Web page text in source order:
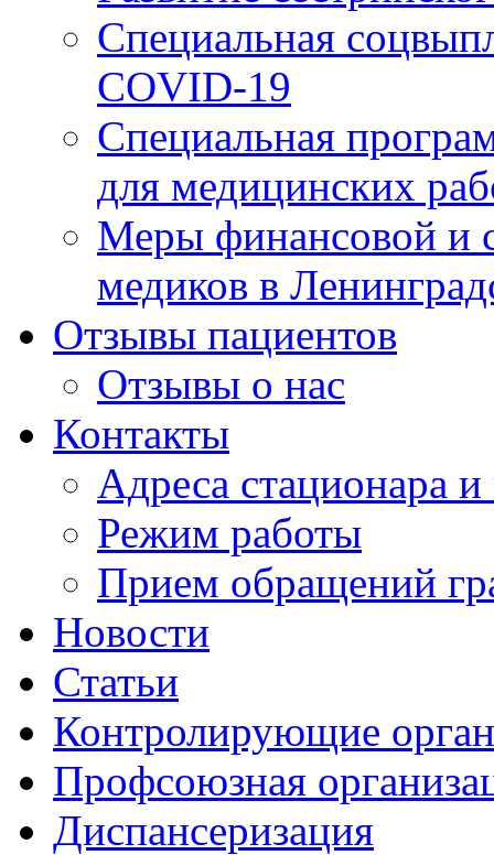
Специальная
COVID-19
Специальная
для медицинских
Меры финансовой и
медиков в
Отзывы пациентов
Отзывы о нас
Контакты
Адреса стационара
Режим работы
Прием обращений
Новости
Статьи
Контролирующие
Профсоюзная
Диспансеризация